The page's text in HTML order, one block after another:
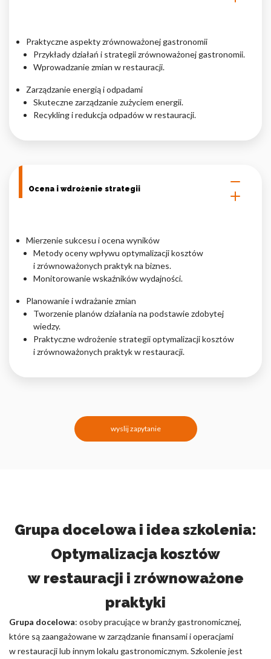
Praktyczne aspekty zrównoważonej gastronomii
Przykłady działań i strategii zrównoważonej gastronomii.
Wprowadzanie zmian w restauracji.
Zarządzanie energią i odpadami
Skuteczne zarządzanie zużyciem energii.
Recykling i redukcja odpadów w restauracji.
Ocena i wdrożenie strategii
Mierzenie sukcesu i ocena wyników
Metody oceny wpływu optymalizacji kosztów
i zrównoważonych praktyk na biznes.
Monitorowanie wskaźników wydajności.
Planowanie i wdrażanie zmian
Tworzenie planów działania na podstawie zdobytej
wiedzy.
Praktyczne wdrożenie strategii optymalizacji kosztów
i zrównoważonych praktyk w restauracji.
wyslij zapytanie
Grupa docelowa i idea szkolenia:
Optymalizacja kosztów
w restauracji i zrównoważone
praktyki
Grupa docelowa: osoby pracujące w branży gastronomicznej,
które są zaangażowane w zarządzanie finansami i operacjami
w restauracji lub innym lokalu gastronomicznym. Szkolenie jest